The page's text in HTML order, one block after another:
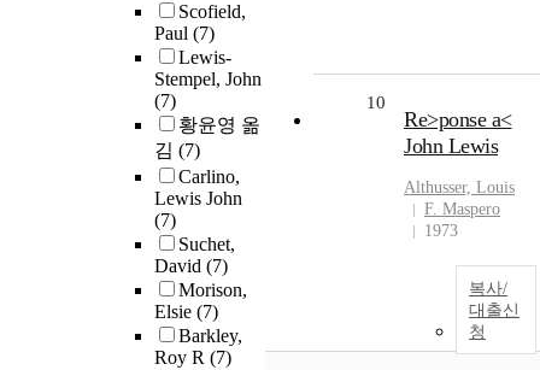
Scofield,
Paul (7)
Lewis-
Stempel, John
(7)
황윤영 옮
김 (7)
Carlino,
Lewis John
(7)
Suchet,
David (7)
Morison,
Elsie (7)
Barkley,
Roy R (7)
10
Re>ponse a<
John Lewis
Althusser, Louis
F. Maspero
1973
복사/
대출신
청